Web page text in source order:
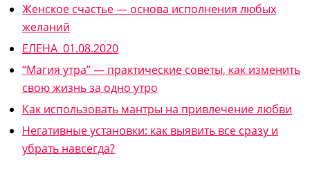
Женское счастье — основа исполнения любых
желаний
ЕЛЕНА 01.08.2020
“Магия утра” — практические советы, как изменить
свою жизнь за одно утро
Как использовать мантры на привлечение любви
Негативные установки: как выявить все сразу и
убрать навсегда?